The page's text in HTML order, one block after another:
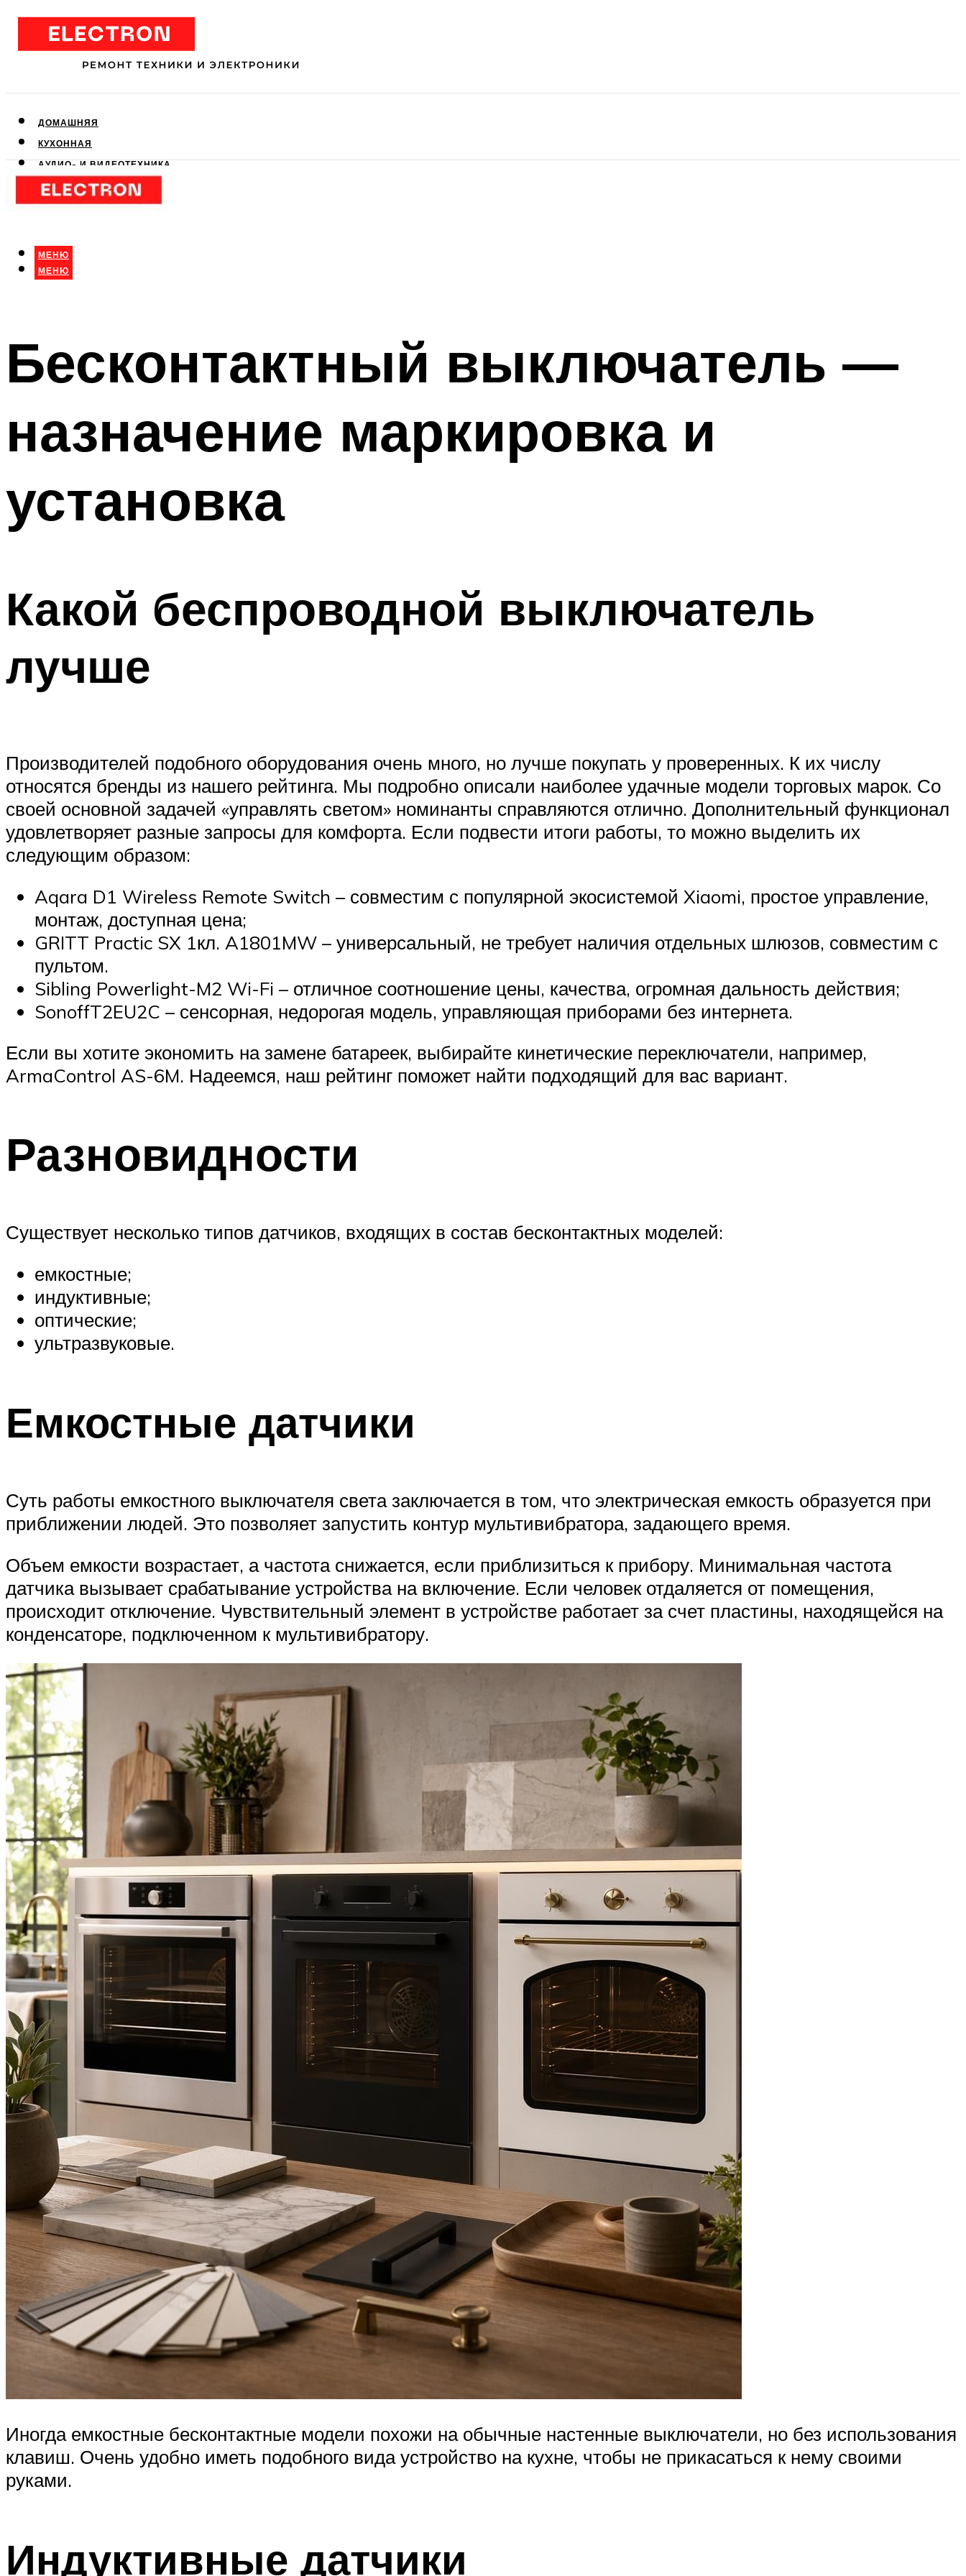
ДОМАШНЯЯ
КУХОННАЯ
АУДИО- И ВИДЕОТЕХНИКА
КЛИМАТИЧЕСКАЯ
ДЛЯ КРАСОТЫ
МЕНЮ
МЕНЮ
Бесконтактный выключатель —
назначение маркировка и
установка
Какой беспроводной выключатель
лучше
Производителей подобного оборудования очень много, но лучше покупать у проверенных. К их числу
относятся бренды из нашего рейтинга. Мы подробно описали наиболее удачные модели торговых марок. Со
своей основной задачей «управлять светом» номинанты справляются отлично. Дополнительный функционал
удовлетворяет разные запросы для комфорта. Если подвести итоги работы, то можно выделить их
следующим образом:
Aqara D1 Wireless Remote Switch – совместим с популярной экосистемой Xiaomi, простое управление,
монтаж, доступная цена;
GRITT Practic SX 1кл. A1801MW – универсальный, не требует наличия отдельных шлюзов, совместим с
пультом.
Sibling Powerlight-M2 Wi-Fi – отличное соотношение цены, качества, огромная дальность действия;
SonoffT2EU2C – сенсорная, недорогая модель, управляющая приборами без интернета.
Если вы хотите экономить на замене батареек, выбирайте кинетические переключатели, например,
ArmaControl AS-6M. Надеемся, наш рейтинг поможет найти подходящий для вас вариант.
Разновидности
Существует несколько типов датчиков, входящих в состав бесконтактных моделей:
емкостные;
индуктивные;
оптические;
ультразвуковые.
Емкостные датчики
Суть работы емкостного выключателя света заключается в том, что электрическая емкость образуется при
приближении людей. Это позволяет запустить контур мультивибратора, задающего время.
Объем емкости возрастает, а частота снижается, если приблизиться к прибору. Минимальная частота
датчика вызывает срабатывание устройства на включение. Если человек отдаляется от помещения,
происходит отключение. Чувствительный элемент в устройстве работает за счет пластины, находящейся на
конденсаторе, подключенном к мультивибратору.
Иногда емкостные бесконтактные модели похожи на обычные настенные выключатели, но без использования
клавиш. Очень удобно иметь подобного вида устройство на кухне, чтобы не прикасаться к нему своими
руками.
Индуктивные датчики